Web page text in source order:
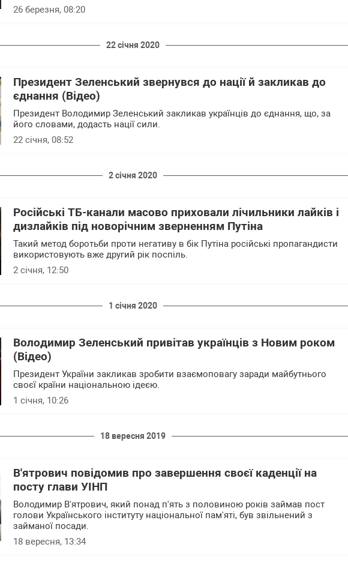
26 березня, 08:20
22 січня 2020
Президент Зеленський звернувся до нації й закликав до
єднання (Відео)
Президент Володимир Зеленський закликав українців до єднання, що, за
його словами, додасть нації сили.
22 січня, 08:52
2 січня 2020
Російські ТБ-канали масово приховали лічильники лайків і
дизлайків під новорічним зверненням Путіна
Такий метод боротьби проти негативу в бік Путіна російські пропагандисти
використовують вже другий рік поспіль.
2 січня, 12:50
1 січня 2020
Володимир Зеленський привітав українців з Новим роком
(Відео)
Президент України закликав зробити взаємоповагу заради майбутнього
своєї країни національною ідеєю.
1 січня, 10:26
18 вересня 2019
В'ятрович повідомив про завершення своєї каденції на
посту глави УІНП
Володимир В'ятрович, який понад п'ять з половиною років займав пост
голови Українського інституту національної пам'яті, був звільнений з
займаної посади.
18 вересня, 13:34